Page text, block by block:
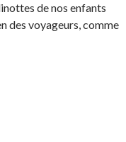
de nos enfants
des voyageurs, comme
Maï, Thaton, Parc